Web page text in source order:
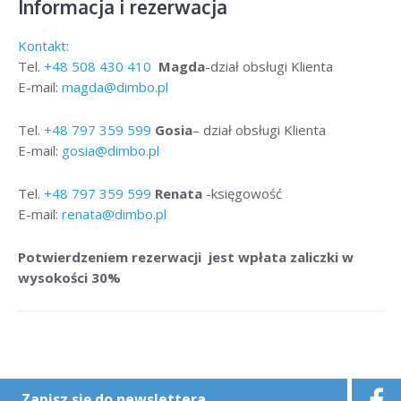
Informacja i rezerwacja
Kontakt:
Tel. +48 508 430 410 Magda-dział obsługi Klienta
E-mail: magda@dimbo.pl
Tel. +48 797 359 599 Gosia– dział obsługi Klienta
E-mail: gosia@dimbo.pl
Tel. +48 797 359 599 Renata -księgowość
E-mail: renata@dimbo.pl
Potwierdzeniem rezerwacji jest wpłata zaliczki w
wysokości 30%